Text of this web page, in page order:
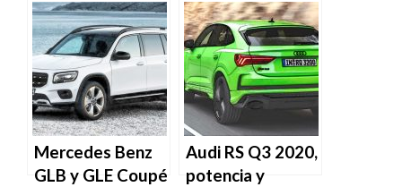
nuevo SUV
descapotable
apuesta coreana
para la pila de
combustible
Mercedes Benz
GLB y GLE Coupé
Audi RS Q3 2020,
potencia y